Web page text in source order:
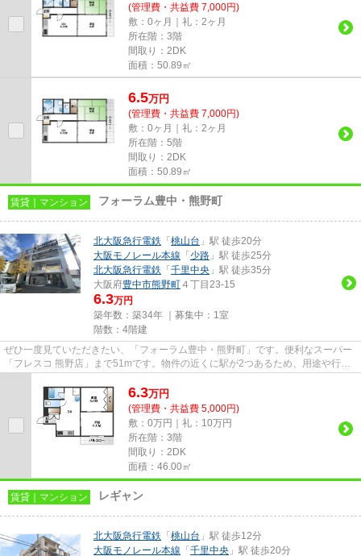
(管理費・共益費 7,000円)
敷：0ヶ月｜礼：2ヶ月
所在階：3階
間取り：2DK
面積：50.89㎡
6.5万円
(管理費・共益費 7,000円)
敷：0ヶ月｜礼：2ヶ月
所在階：5階
間取り：2DK
面積：50.89㎡
賃貸｜マンション フォーラム豊中・熊野町
北大阪急行電鉄 「 桃山台 」駅 徒歩20分
大阪モノレール本線 「 少路 」駅 徒歩25分
北大阪急行電鉄 「 千里中央 」駅 徒歩35分
大阪府豊中市熊野町 ４丁目23-15
6.3万円
築年数：築34年 ｜募集中： 1室
階数：4階建
ぜひ一度見ていただきたい、「フォーラム豊中・熊野町」です。便利なスーパー
「フレスコ 熊野店」まで51mです。物件の近くに駅が2つあるため、用途や行き
6.3万円
(管理費・共益費 5,000円)
敷：0万円｜礼：10万円
所在階：3階
間取り：2DK
面積：46.00㎡
賃貸｜マンション レギャン
北大阪急行電鉄 「 桃山台 」駅 徒歩12分
大阪モノレール本線 「 千里中央 」駅 徒歩20分